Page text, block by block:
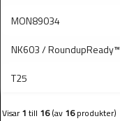
MON89034
NK603 / RoundupReady™
T25
Visar1 till 16(av 16produkter)